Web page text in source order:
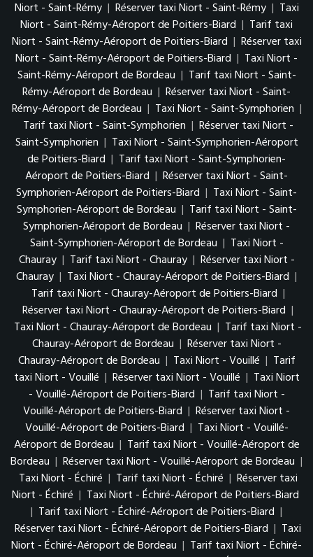
Niort - Saint-Rémy | Réserver taxi Niort - Saint-Rémy | Taxi
Niort - Saint-Rémy-Aéroport de Poitiers-Biard | Tarif taxi
Niort - Saint-Rémy-Aéroport de Poitiers-Biard | Réserver taxi
Niort - Saint-Rémy-Aéroport de Poitiers-Biard | Taxi Niort -
Saint-Rémy-Aéroport de Bordeau | Tarif taxi Niort - Saint-
Rémy-Aéroport de Bordeau | Réserver taxi Niort - Saint-
Rémy-Aéroport de Bordeau | Taxi Niort - Saint-Symphorien |
Tarif taxi Niort - Saint-Symphorien | Réserver taxi Niort -
Saint-Symphorien | Taxi Niort - Saint-Symphorien-Aéroport
de Poitiers-Biard | Tarif taxi Niort - Saint-Symphorien-
Aéroport de Poitiers-Biard | Réserver taxi Niort - Saint-
Symphorien-Aéroport de Poitiers-Biard | Taxi Niort - Saint-
Symphorien-Aéroport de Bordeau | Tarif taxi Niort - Saint-
Symphorien-Aéroport de Bordeau | Réserver taxi Niort -
Saint-Symphorien-Aéroport de Bordeau | Taxi Niort -
Chauray | Tarif taxi Niort - Chauray | Réserver taxi Niort -
Chauray | Taxi Niort - Chauray-Aéroport de Poitiers-Biard |
Tarif taxi Niort - Chauray-Aéroport de Poitiers-Biard |
Réserver taxi Niort - Chauray-Aéroport de Poitiers-Biard |
Taxi Niort - Chauray-Aéroport de Bordeau | Tarif taxi Niort -
Chauray-Aéroport de Bordeau | Réserver taxi Niort -
Chauray-Aéroport de Bordeau | Taxi Niort - Vouillé | Tarif
taxi Niort - Vouillé | Réserver taxi Niort - Vouillé | Taxi Niort
- Vouillé-Aéroport de Poitiers-Biard | Tarif taxi Niort -
Vouillé-Aéroport de Poitiers-Biard | Réserver taxi Niort -
Vouillé-Aéroport de Poitiers-Biard | Taxi Niort - Vouillé-
Aéroport de Bordeau | Tarif taxi Niort - Vouillé-Aéroport de
Bordeau | Réserver taxi Niort - Vouillé-Aéroport de Bordeau |
Taxi Niort - Échiré | Tarif taxi Niort - Échiré | Réserver taxi
Niort - Échiré | Taxi Niort - Échiré-Aéroport de Poitiers-Biard
| Tarif taxi Niort - Échiré-Aéroport de Poitiers-Biard |
Réserver taxi Niort - Échiré-Aéroport de Poitiers-Biard | Taxi
Niort - Échiré-Aéroport de Bordeau | Tarif taxi Niort - Échiré-